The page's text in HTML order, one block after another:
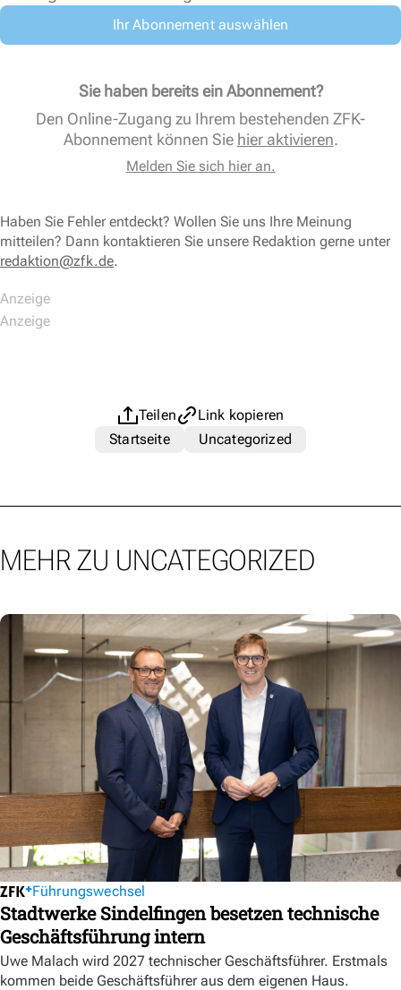
Ihr Abonnement auswählen
Sie haben bereits ein Abonnement?
Den Online-Zugang zu Ihrem bestehenden ZFK-
Abonnement können Sie hier aktivieren.
Melden Sie sich hier an.
Haben Sie Fehler entdeckt? Wollen Sie uns Ihre Meinung
mitteilen? Dann kontaktieren Sie unsere Redaktion gerne unter
redaktion@zfk.de.
Teilen
Link kopieren
Startseite
Uncategorized
MEHR ZU UNCATEGORIZED
Führungswechsel
Stadtwerke Sindelfingen besetzen technische
Geschäftsführung intern
Uwe Malach wird 2027 technischer Geschäftsführer. Erstmals
kommen beide Geschäftsführer aus dem eigenen Haus.